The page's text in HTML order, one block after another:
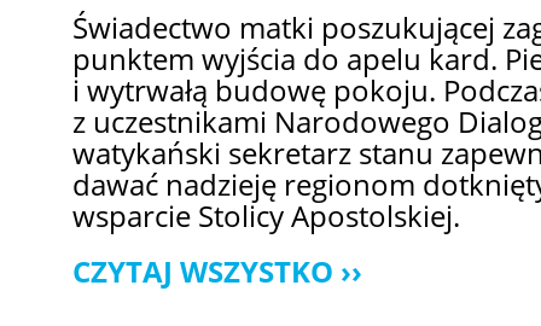
Świadectwo matki poszukującej
punktem wyjścia do apelu kard.
i wytrwałą budowę pokoju.
z uczestnikami Narodowego
watykański sekretarz stanu
dawać nadzieję regionom
wsparcie Stolicy Apostolskiej.
CZYTAJ WSZYSTKO